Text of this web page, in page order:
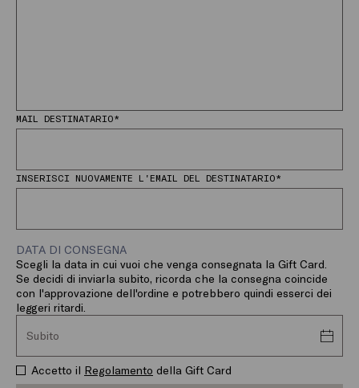
MAIL DESTINATARIO*
INSERISCI NUOVAMENTE L'EMAIL DEL DESTINATARIO*
DATA DI CONSEGNA
Scegli la data in cui vuoi che venga consegnata la Gift Card.
Se decidi di inviarla subito, ricorda che la consegna coincide
con l'approvazione dell'ordine e potrebbero quindi esserci dei
leggeri ritardi.
Accetto il Regolamento della Gift Card